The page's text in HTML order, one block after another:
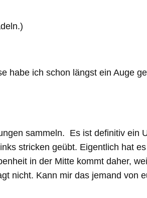
habe ich schon längst ein Auge
sammeln. Es ist definitiv ein
stricken geübt. Eigentlich hat
in der Mitte kommt daher,
nicht. Kann mir das jemand von